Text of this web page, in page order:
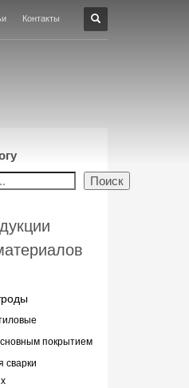
Контакты
Поиск
покрытием
сварки